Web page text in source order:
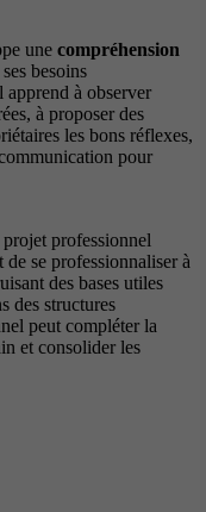
une compréhension
besoins
à observer
à proposer des
les bons réflexes,
pour
professionnel
se professionnaliser à
des bases utiles
des structures
peut compléter la
et consolider les